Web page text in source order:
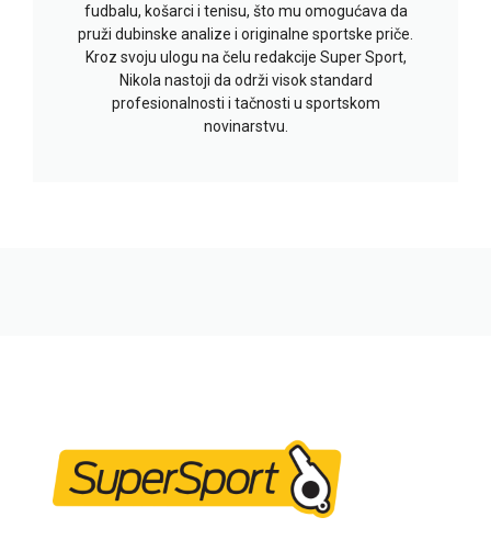
fudbalu, košarci i tenisu, što mu omogućava da
pruži dubinske analize i originalne sportske priče.
Kroz svoju ulogu na čelu redakcije Super Sport,
Nikola nastoji da održi visok standard
profesionalnosti i tačnosti u sportskom
novinarstvu.